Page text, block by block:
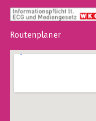
Routenplaner